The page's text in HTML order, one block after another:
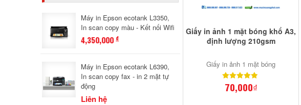
Giấy in ảnh 1 mặt bóng khổ A3,
định lượng 210gsm
Giấy in ảnh 1 mặt bóng
70,000₫
Máy in Epson ecotank L3350,
In scan copy màu - Kết nối Wifi
4,350,000đ
Máy in Epson ecotank L6390,
In scan copy fax - in 2 mặt tự
động
Liên hệ